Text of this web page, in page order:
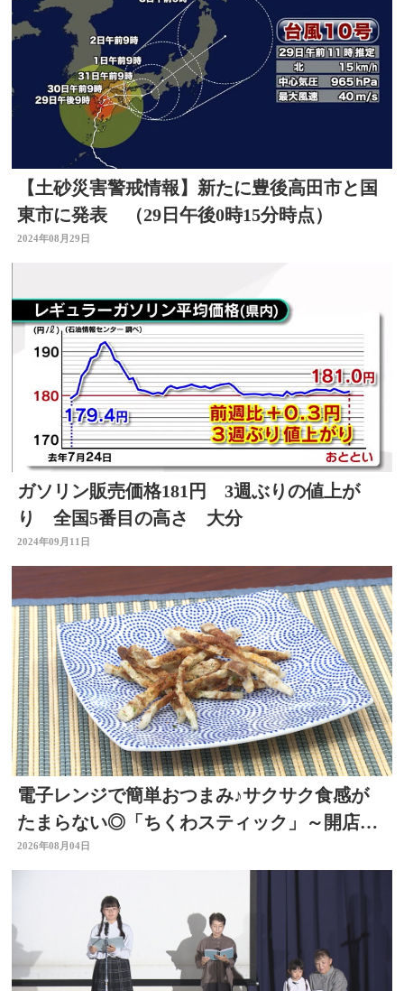
【土砂災害警戒情報】新たに豊後高田市と国
東市に発表 （29日午後0時15分時点）
2024年08月29日
ガソリン販売価格181円 3週ぶりの値上が
り 全国5番目の高さ 大分
2024年09月11日
電子レンジで簡単おつまみ♪サクサク食感が
たまらない◎「ちくわスティック」～開店！
キッチン別府ちゃん～
2026年08月04日